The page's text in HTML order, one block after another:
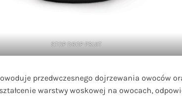
STOP DROP FRUIT
przedwczesnego dojrzewania owoców
warstwy woskowej na owocach,